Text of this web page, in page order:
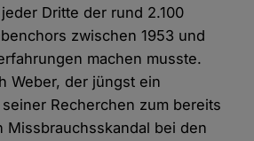
Dritte der rund 2.100
zwischen 1953 und
machen musste.
Weber, der jüngst ein
Recherchen zum bereits
Missbrauchsskandal bei den